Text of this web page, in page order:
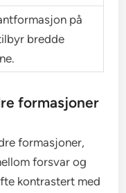
på
bredde
formasjoner
formasjoner,
forsvar og
kontrastert med